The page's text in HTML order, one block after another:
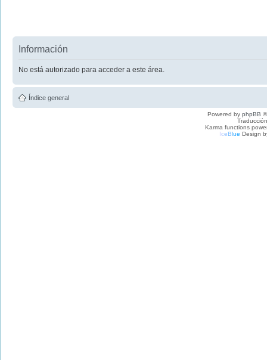
Información
No está autorizado para acceder a este área.
Índice general
Powered by phpBB
Karma functions
IceBlue Design